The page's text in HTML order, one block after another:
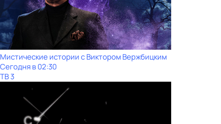
Мистические истории с Виктoром Bержбицким
Сегодня в 02:30
ТВ 3